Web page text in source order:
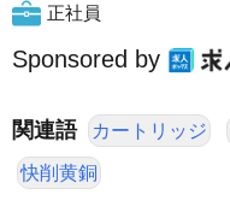
正社員
Sponsored by
関連語 カートリッジ
快削黄銅